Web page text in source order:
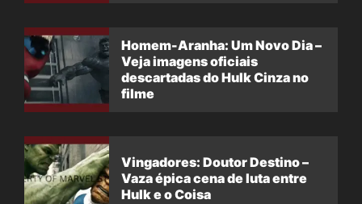
Homem-Aranha: Um Novo Dia –
Veja imagens oficiais
descartadas do Hulk Cinza no
filme
Vingadores: Doutor Destino –
Vaza épica cena de luta entre
Hulk e o Coisa